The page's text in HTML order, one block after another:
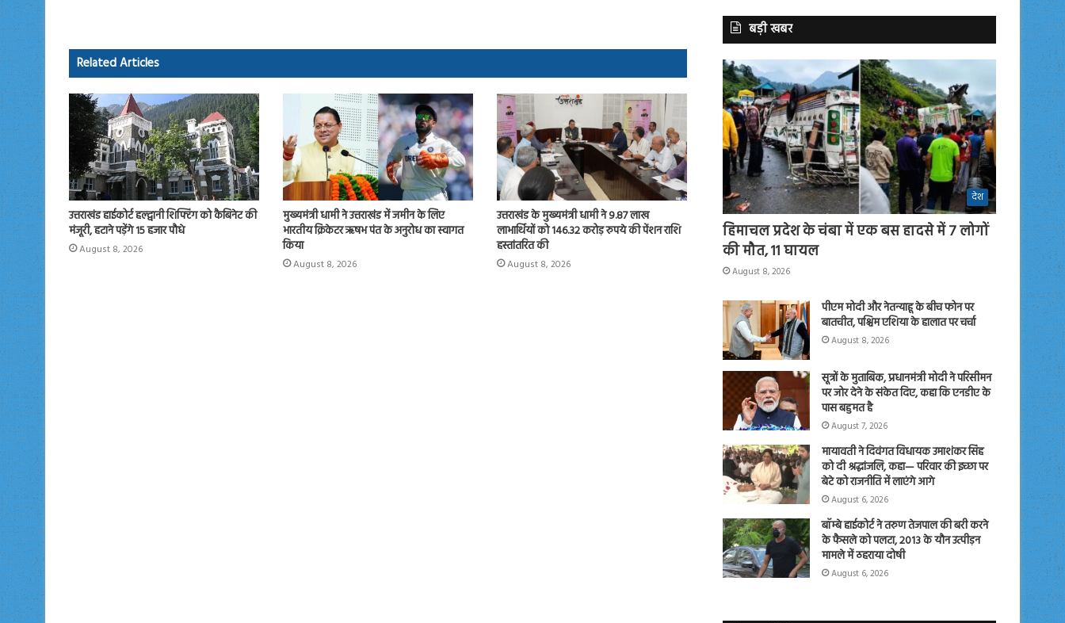
oko
n
Related Articles
उत्तराखंड हाईकोर्ट हल्द्वानी शिफ्टिंग को कैबिनेट की
मंजूरी, हटाने पड़ेंगे 15 हजार पौधे
August 8, 2026
मुख्यमंत्री धामी ने उत्तराखंड में जमीन के लिए
भारतीय क्रिकेटर ऋषभ पंत के अनुरोध का स्वागत
किया
August 8, 2026
उत्तराखंड के मुख्यमंत्री धामी ने 9.87 लाख
लाभार्थियों को 146.32 करोड़ रुपये की पेंशन राशि
हस्तांतरित की
August 8, 2026
बड़ी खबर
देश
हिमाचल प्रदेश के चंबा में एक बस हादसे में 7 लोगों
की मौत, 11 घायल
August 8, 2026
पीएम मोदी और नेतन्याहू के बीच फोन पर
बातचीत, पश्चिम एशिया के हालात पर चर्चा
August 8, 2026
सूत्रों के मुताबिक, प्रधानमंत्री मोदी ने परिसीमन
पर जोर देने के संकेत दिए, कहा कि एनडीए के
पास बहुमत है
August 7, 2026
मायावती ने दिवंगत विधायक उमाशंकर सिंह
को दी श्रद्धांजलि, कहा— परिवार की इच्छा पर
बेटे को राजनीति में लाएंगे आगे
August 6, 2026
बॉम्बे हाईकोर्ट ने तरुण तेजपाल की बरी करने
के फैसले को पलटा, 2013 के यौन उत्पीड़न
मामले में ठहराया दोषी
August 6, 2026